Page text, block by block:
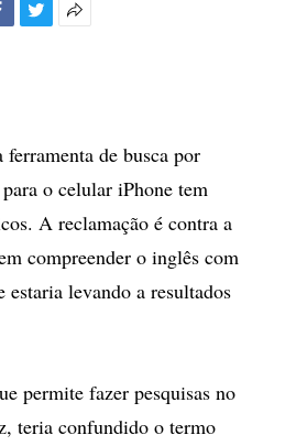
de busca por
o celular iPhone tem
A reclamação é contra a
compreender o inglês com
estaria levando a resultados
permite fazer pesquisas no
teria confundido o termo